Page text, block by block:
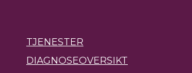
TJENESTER
DIAGNOSEOVERSIKT